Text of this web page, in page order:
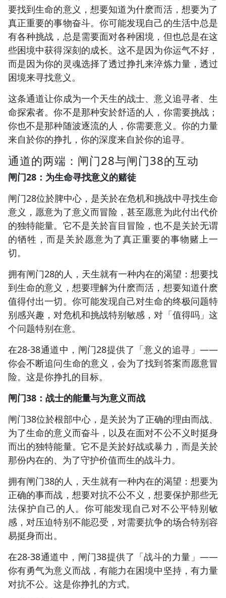
要找到生命的意义，想要知道为什麽而活，想要为了
真正重要的事物奋斗。你可能发现自己的生活中总是
有各种挑战，总是需要面对各种困境，但也总是在这
些困境中获得深刻的成长。这不是因为你运气不好，
而是因为你的灵魂选择了透过挣扎来淬炼力量，透过
困境来寻找意义。
这条通道让你成为一个天生的战士、意义追寻者、生
命探索者。你不是那种安於舒适的人，你需要挑战；
你也不是那种随波逐流的人，你需要意义。你的力量
来自於你的挣扎，你的深度来自於你的追寻。
通道的两端：闸门28与闸门38的互动
闸门28：为生命寻找意义的赌徒
闸门28位於脾中心，是关於在危机和挑战中寻找生命
意义，愿意为了意义而冒险，甚至愿意为此付出代价
的独特能量。它不是关於盲目冒险，也不是关於无谓
的牺牲，而是关於愿意为了真正重要的事物赌上一
切。
拥有闸门28的人，天生就有一种内在的渴望：想要找
到生命的意义，想要理解为什麽而活，想要知道什麽
值得付出一切。你可能发现自己对生命的终极问题特
别感兴趣，对危机和挑战特别敏感，对「值得吗」这
个问题特别在意。
在28-38通道中，闸门28提供了「意义的追寻」——
你会不断追问生命的意义，会为了找到答案而愿意冒
险。这是你挣扎的目标。
闸门38：战士的能量与为意义而战
闸门38位於根部中心，是关於为了正确的理由而战、
为了生命的意义而奋斗，以及在面对不公不义时挺身
而出的独特能量。它不是关於好战或暴力，而是关於
那份内在的、为了守护价值而生的战斗力。
拥有闸门38的人，天生就有一种内在的渴望：想要为
正确的事而战，想要对抗不公不义，想要保护那些无
法保护自己的人。你可能发现自己对不公平特别敏
感，对压迫特别不能忍受，对需要抗争的场合特别容
易挺身而出。
在28-38通道中，闸门38提供了「战斗的力量」——
你有勇气为意义而战，有能力在困境中坚持，有力量
对抗不公。这是你挣扎的方式。